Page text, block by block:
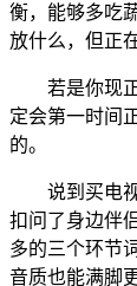
衡，能够多吃
放什么，但正
若是你现正
定会第一时间
的。
说到买电视
扣问了身边伴
多的三个环节
音质也能满脚